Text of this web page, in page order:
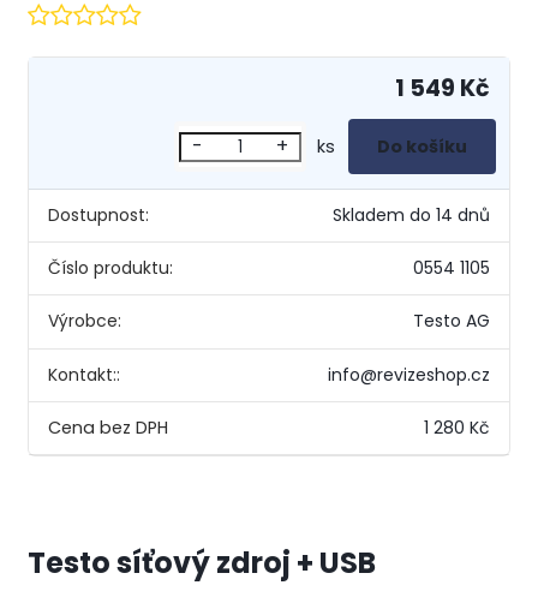
Dostupnost: Skladem do 14 dnů
Číslo produktu: 0554 1105
Výrobce: Testo AG
Kontakt:: info@revizeshop.cz
1 280 Kč
1 549 Kč
- + ks
Testo síťový zdroj + USB